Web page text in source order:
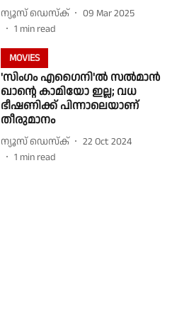
ന്യൂസ് ഡെസ്ക്
09 Mar 2025
1 min read
MOVIES
'സിംഗം എഗൈനി'ല്‍ സല്‍മാന്‍
ഖാന്റെ കാമിയോ ഇല്ല; വധ
ഭീഷണിക്ക് പിന്നാലെയാണ്
തീരുമാനം
ന്യൂസ് ഡെസ്ക്
22 Oct 2024
1 min read